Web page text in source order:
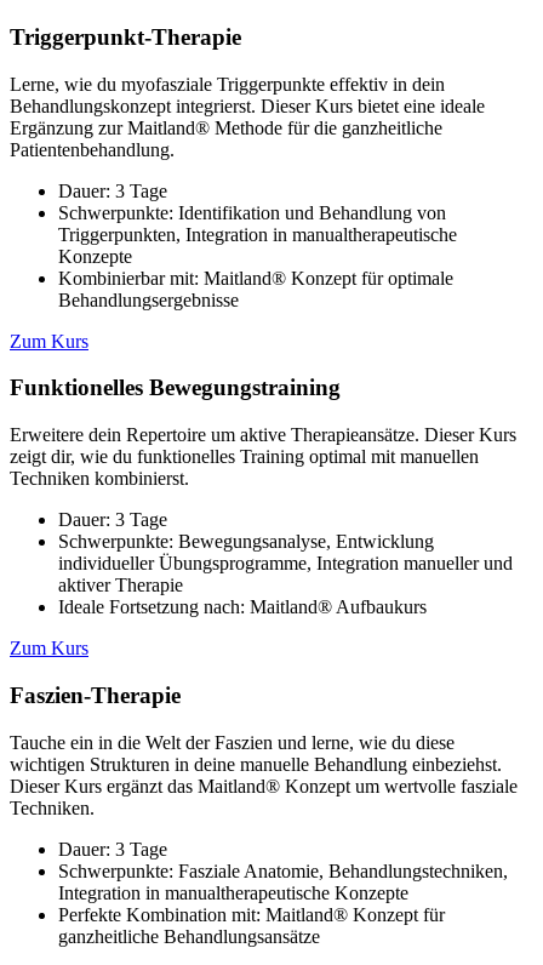
Triggerpunkt-Therapie
Lerne, wie du myofasziale Triggerpunkte effektiv in dein
Behandlungskonzept integrierst. Dieser Kurs bietet eine ideale
Ergänzung zur Maitland® Methode für die ganzheitliche
Patientenbehandlung.
Dauer: 3 Tage
Schwerpunkte: Identifikation und Behandlung von
Triggerpunkten, Integration in manualtherapeutische
Konzepte
Kombinierbar mit: Maitland® Konzept für optimale
Behandlungsergebnisse
Zum Kurs
Funktionelles Bewegungstraining
Erweitere dein Repertoire um aktive Therapieansätze. Dieser Kurs
zeigt dir, wie du funktionelles Training optimal mit manuellen
Techniken kombinierst.
Dauer: 3 Tage
Schwerpunkte: Bewegungsanalyse, Entwicklung
individueller Übungsprogramme, Integration manueller und
aktiver Therapie
Ideale Fortsetzung nach: Maitland® Aufbaukurs
Zum Kurs
Faszien-Therapie
Tauche ein in die Welt der Faszien und lerne, wie du diese
wichtigen Strukturen in deine manuelle Behandlung einbeziehst.
Dieser Kurs ergänzt das Maitland® Konzept um wertvolle fasziale
Techniken.
Dauer: 3 Tage
Schwerpunkte: Fasziale Anatomie, Behandlungstechniken,
Integration in manualtherapeutische Konzepte
Perfekte Kombination mit: Maitland® Konzept für
ganzheitliche Behandlungsansätze